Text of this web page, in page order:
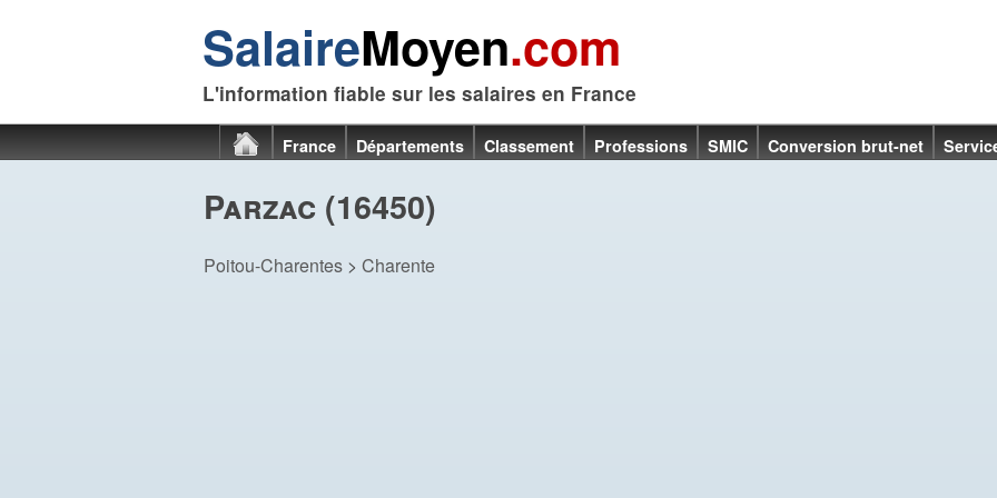
SalaireMoyen.com
L'information fiable sur les salaires en France
France Départements Classement Professions SMIC Conversion brut-net
Parzac (16450)
Poitou-Charentes > Charente